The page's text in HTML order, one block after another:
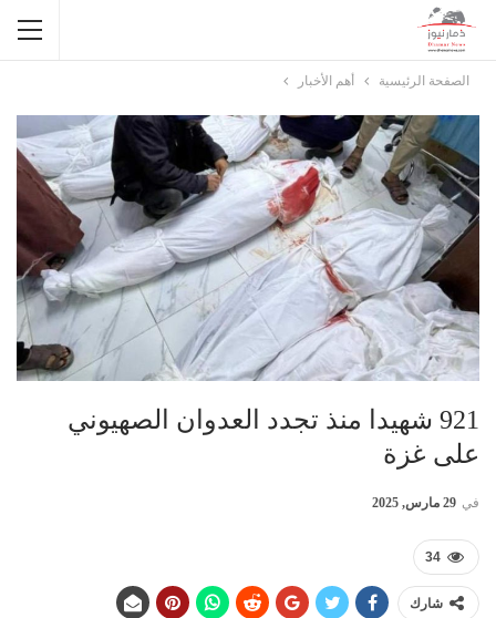
الصفحة الرئيسية أهم الأخبار
921 شهيدا منذ تجدد العدوان الصهيوني
على غزة
في 29 مارس, 2025
34
شارك